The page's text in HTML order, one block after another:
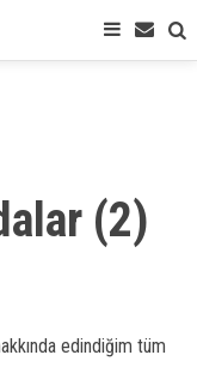
(2)
edindiğim tüm